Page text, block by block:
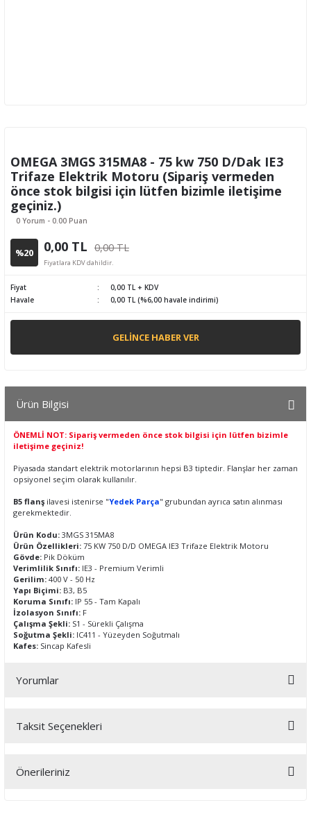
OMEGA 3MGS 315MA8 - 75 kw 750 D/Dak IE3
Trifaze Elektrik Motoru (Sipariş vermeden
önce stok bilgisi için lütfen bizimle iletişime
geçiniz.)
0 Yorum - 0.00 Puan
%20 0,00 TL 0,00 TL
Fiyatlara KDV dahildir.
Fiyat
0,00 TL + KDV
Havale
0,00 TL (%6,00 havale indirimi)
GELINCE HABER VER
Ürün Bilgisi
ÖNEMLİ NOT: Sipariş vermeden önce stok bilgisi için lütfen bizimle
iletişime geçiniz!
Piyasada standart elektrik motorlarının hepsi B3 tiptedir. Flanşlar her zaman
opsiyonel seçim olarak kullanılır.
B5 flanş ilavesi istenirse "Yedek Parça" grubundan ayrıca satın alınması
gerekmektedir.
Ürün Kodu: 3MGS 315MA8
Ürün Özellikleri: 75 KW 750 D/D OMEGA IE3 Trifaze Elektrik Motoru
Gövde: Pik Döküm
Verimlilik Sınıfı: IE3 - Premium Verimli
Gerilim: 400 V - 50 Hz
Yapı Biçimi: B3, B5
Koruma Sınıfı: IP 55 - Tam Kapalı
İzolasyon Sınıfı: F
Çalışma Şekli: S1 - Sürekli Çalışma
Soğutma Şekli: IC411 - Yüzeyden Soğutmalı
Kafes: Sincap Kafesli
Yorumlar
Bu ürüne ilk yorumu siz yapın!
Taksit Seçenekleri
Önerileriniz